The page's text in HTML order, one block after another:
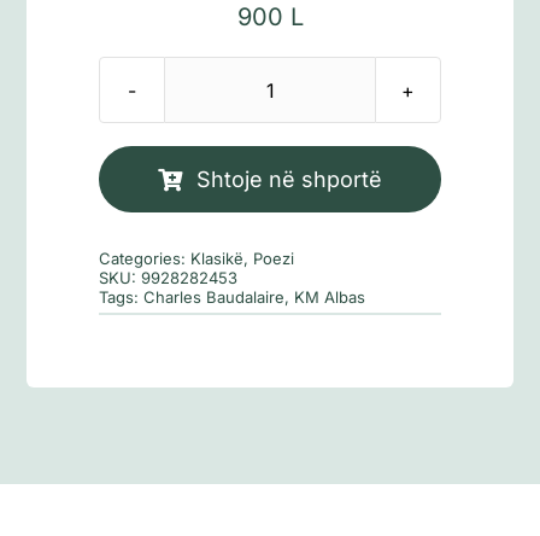
900 L
Sasi
e
së
Shtoje në shportë
Categories: Klasikë, Poezi
SKU:9928282453
Tags:Charles Baudalaire, KM Albas